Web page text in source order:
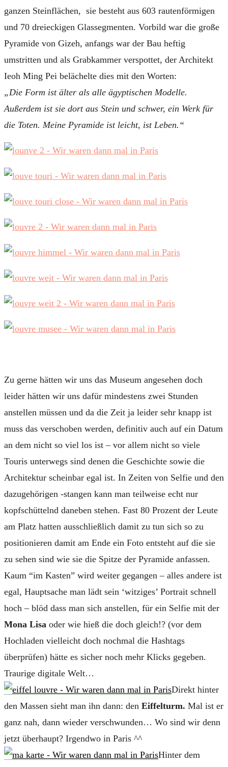
ganzen Steinflächen, sie besteht aus 603 rautenförmigen
und 70 dreieckigen Glassegmenten. Vorbild war die große
Pyramide von Gizeh, anfangs war der Bau heftig
umstritten und als Grabkammer verspottet, der Architekt
Ieoh Ming Pei belächelte dies mit den Worten:
„Die Form ist älter als alle ägyptischen Modelle.
Außerdem ist sie dort aus Stein und schwer, ein Werk für
die Toten. Meine Pyramide ist leicht, ist Leben.“
Zu gerne hätten wir uns das Museum angesehen doch
leider hätten wir uns dafür mindestens zwei Stunden
anstellen müssen und da die Zeit ja leider sehr knapp ist
muss das verschoben werden, definitiv auch auf ein Datum
an dem nicht so viel los ist – vor allem nicht so viele
Touris unterwegs sind denen die Geschichte sowie die
Architektur scheinbar egal ist. In Zeiten von Selfie und den
dazugehörigen -stangen kann man teilweise echt nur
kopfschüttelnd daneben stehen. Fast 80 Prozent der Leute
am Platz hatten ausschließlich damit zu tun sich so zu
positionieren damit am Ende ein Foto entsteht auf die sie
zu sehen sind wie sie die Spitze der Pyramide anfassen.
Kaum “im Kasten” wird weiter gegangen – alles andere ist
egal, Hauptsache man lädt sein ‘witziges’ Portrait schnell
hoch – blöd dass man sich anstellen, für ein Selfie mit der
Mona Lisa oder wie hieß die doch gleich!? (vor dem
Hochladen vielleicht doch nochmal die Hashtags
überprüfen) hätte es sicher noch mehr Klicks gegeben.
Traurige digitale Welt…
Direkt hinter
den Massen sieht man ihn dann: den Eiffelturm. Mal ist er
ganz nah, dann wieder verschwunden… Wo sind wir denn
jetzt überhaupt? Irgendwo in Paris ^^
Hinter dem